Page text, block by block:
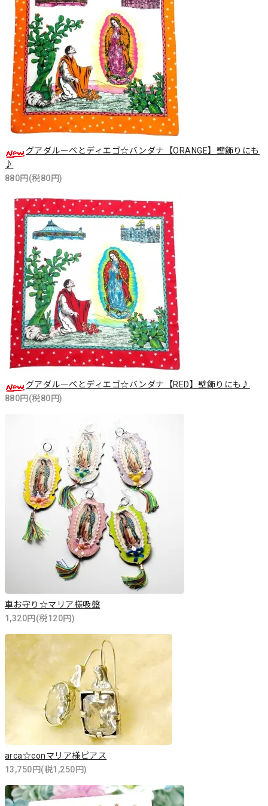
グアダルーペとディエゴ☆バンダナ【ORANGE】壁飾りにも
♪
880円(税80円)
グアダルーペとディエゴ☆バンダナ【RED】壁飾りにも♪
880円(税80円)
車お守り☆マリア様吸盤
1,320円(税120円)
arca☆conマリア様ピアス
13,750円(税1,250円)